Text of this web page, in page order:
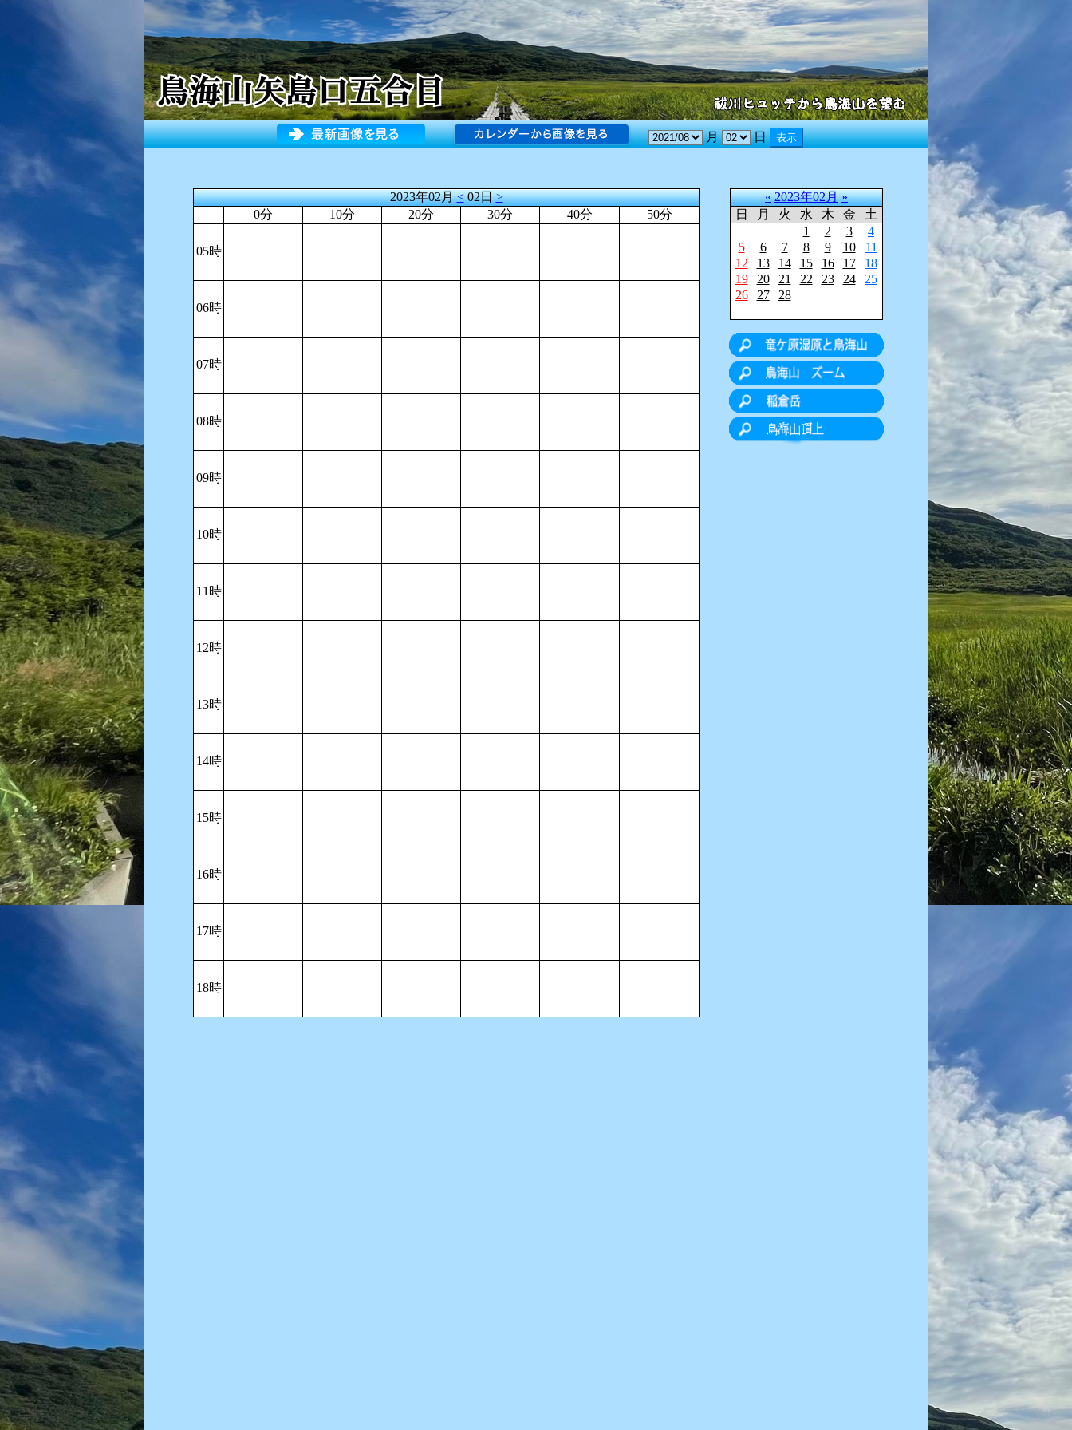
月 日
2023年02月<02日>
0分
10分 20分 30分 40分 50分
05時
06時
07時
08時
09時
10時
11時
12時
13時
14時
15時
16時
17時
18時
« 2023年02月 »
日
月 火 水 木 金
土
1
2 3
4
5
6 7 8 9 10
11
12
13 14 15 16 17
18
19
20 21 22 23 24
25
26
27 28